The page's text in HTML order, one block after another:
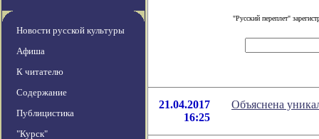
Новости русской культуры
Афиша
К читателю
Содержание
Публицистика
"Курск"
"Русский переплет"
21.04.2017
16:25
Объяснена